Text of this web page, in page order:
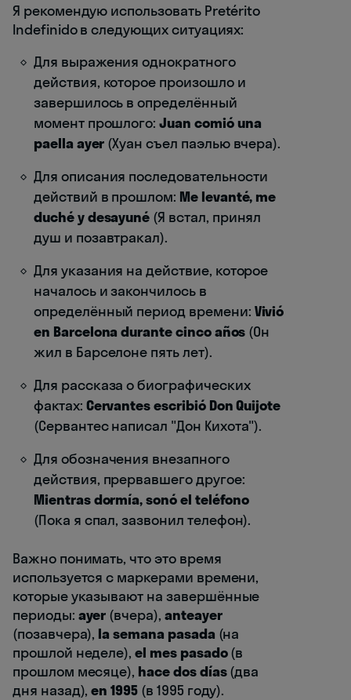
Я рекомендую использовать Pretérito
Indefinido в следующих ситуациях:
Для выражения однократного
действия, которое произошло и
завершилось в определённый
момент прошлого:Juan comió una
paella ayer (Хуан съел паэлью вчера).
Для описания последовательности
действий в прошлом: Me levanté, me
duché y desayuné (Я встал, принял
душ и позавтракал).
Для указания на действие, которое
началось и закончилось в
определённый период времени: Vivió
en Barcelona durante cinco años (Он
жил в Барселоне пять лет).
Для рассказа о биографических
фактах: Cervantes escribió Don Quijote
(Сервантес написал "Дон Кихота").
Для обозначения внезапного
действия, прервавшего другое:
Mientras dormía, sonó el teléfono
(Пока я спал, зазвонил телефон).
Важно понимать, что это время
используется с маркерами времени,
которые указывают на завершённые
периоды: ayer (вчера), anteayer
(позавчера), la semana pasada (на
прошлой неделе),el mes pasado(в
прошлом месяце), hace dos días(два
дня назад),en 1995 (в 1995 году).